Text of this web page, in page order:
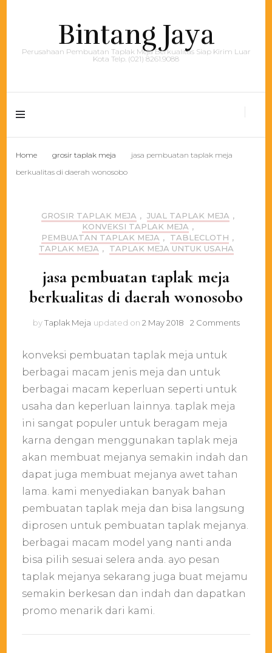
Bintang Jaya
Perusahaan Pembuatan Taplak Meja Berkualitas Siap Kirim Luar
Kota Telp. (021) 8261.9088
Home grosir taplak meja
jasa pembuatan taplak meja
berkualitas di daerah wonosobo
GROSIR TAPLAK MEJA , JUAL TAPLAK MEJA ,
KONVEKSI TAPLAK MEJA ,
PEMBUATAN TAPLAK MEJA , TABLECLOTH ,
TAPLAK MEJA , TAPLAK MEJA UNTUK USAHA
jasa pembuatan taplak meja
berkualitas di daerah wonosobo
byTaplak Meja updated on 2 May 2018 2 Commentson
konveksi pembuatan taplak meja untuk
berbagai macam jenis meja dan untuk
berbagai macam keperluan seperti untuk
usaha dan keperluan lainnya. taplak meja
ini sangat populer untuk beragam meja
karna dengan menggunakan taplak meja
akan membuat mejanya semakin indah dan
dapat juga membuat mejanya awet tahan
lama. kami menyediakan banyak bahan
pembuatan taplak meja dan bisa langsung
diprosen untuk pembuatan taplak mejanya.
berbagai macam model yang nanti anda
bisa pilih sesuai selera anda. ayo pesan
taplak mejanya sekarang juga buat mejamu
semakin berkesan dan indah dan dapatkan
promo menarik dari kami.